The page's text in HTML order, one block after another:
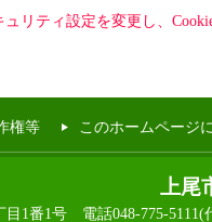
リティ設定を変更し、
権等 このホームページ
上尾
目1番1号 電話048-775-5111(